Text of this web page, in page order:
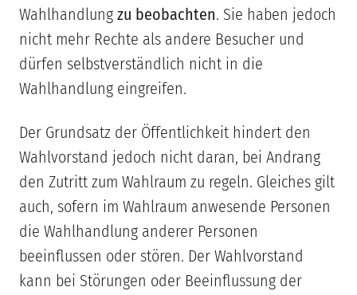
Wahlhandlung zu beobachten. Sie haben jedoch
nicht mehr Rechte als andere Besucher und
dürfen selbstverständlich nicht in die
Wahlhandlung eingreifen.
Der Grundsatz der Öffentlichkeit hindert den
Wahlvorstand jedoch nicht daran, bei Andrang
den Zutritt zum Wahlraum zu regeln. Gleiches gilt
auch, sofern im Wahlraum anwesende Personen
die Wahlhandlung anderer Personen
beeinflussen oder stören. Der Wahlvorstand
kann bei Störungen oder Beeinflussung der